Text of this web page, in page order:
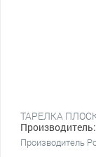
ТАРЕЛКА
Производитель:
Производитель